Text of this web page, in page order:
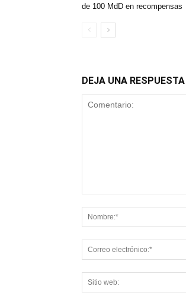
de 100 MdD en recompensas
DEJA UNA RESPUESTA